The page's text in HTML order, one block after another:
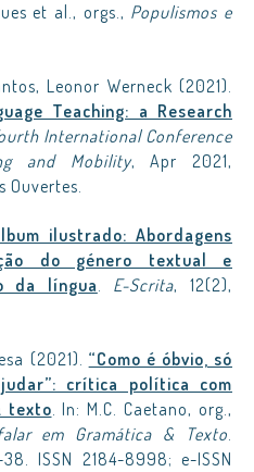
et al., orgs., Populismos e
Leonor Werneck (2021).
Teaching: a Research
International Conference
and Mobility, Apr 2021,
Ouvertes.
ilustrado: Abordagens
do género textual e
da língua. E-Scrita, 12(2),
(2021). “Como é óbvio, só
crítica política com
texto. In: M.C. Caetano, org.,
em Gramática & Texto.
38. ISSN 2184-8998; e-ISSN